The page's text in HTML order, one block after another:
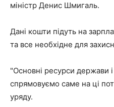
міністр Денис Шмигаль.
Дані кошти підуть на
та все необхідне для
"Основні ресурси держави
спрямовуємо саме на ці
уряду.